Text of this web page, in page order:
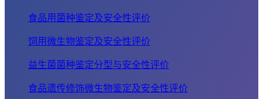
食品用菌种鉴定及安全性评价
饲用微生物鉴定及安全性评价
益生菌菌种鉴定分型与安全性评价
食品遗传修饰微生物鉴定及安全性评价